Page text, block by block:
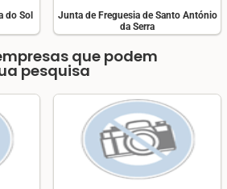
do Sol
Junta de Freguesia de Santo António
da Serra
que podem
pesquisa